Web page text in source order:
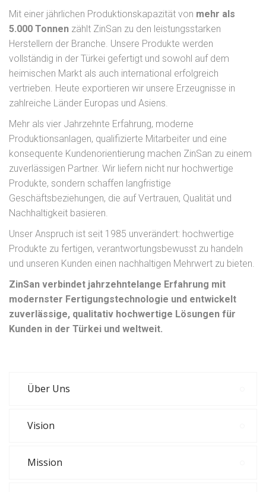
Mit einer jährlichen Produktionskapazität von mehr als
5.000 Tonnen zählt ZinSan zu den leistungsstarken
Herstellern der Branche. Unsere Produkte werden
vollständig in der Türkei gefertigt und sowohl auf dem
heimischen Markt als auch international erfolgreich
vertrieben. Heute exportieren wir unsere Erzeugnisse in
zahlreiche Länder Europas und Asiens.
Mehr als vier Jahrzehnte Erfahrung, moderne
Produktionsanlagen, qualifizierte Mitarbeiter und eine
konsequente Kundenorientierung machen ZinSan zu einem
zuverlässigen Partner. Wir liefern nicht nur hochwertige
Produkte, sondern schaffen langfristige
Geschäftsbeziehungen, die auf Vertrauen, Qualität und
Nachhaltigkeit basieren.
Unser Anspruch ist seit 1985 unverändert: hochwertige
Produkte zu fertigen, verantwortungsbewusst zu handeln
und unseren Kunden einen nachhaltigen Mehrwert zu bieten.
ZinSan verbindet jahrzehntelange Erfahrung mit
modernster Fertigungstechnologie und entwickelt
zuverlässige, qualitativ hochwertige Lösungen für
Kunden in der Türkei und weltweit.
Über Uns
Vision
Mission